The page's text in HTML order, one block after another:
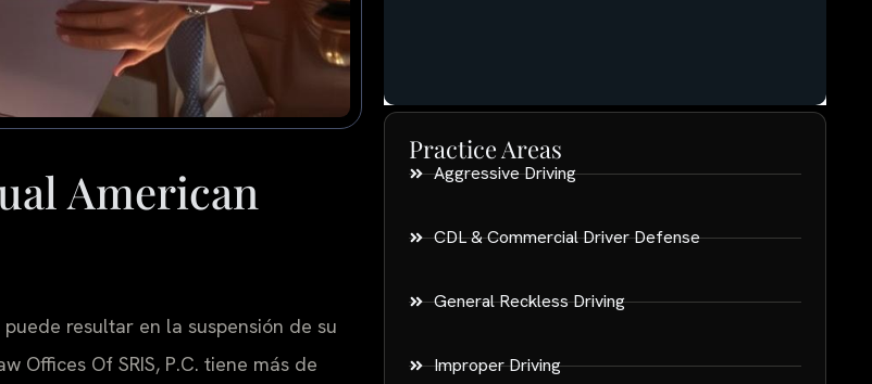
American
resultar en la suspensión de su
Offices Of SRIS, P.C. tiene más de
Practice Areas
Aggressive Driving
CDL & Commercial Driver Defense
General Reckless Driving
Improper Driving